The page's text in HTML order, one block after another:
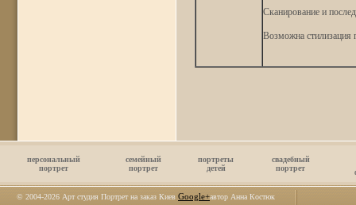
Сканирование и
Возможна
персональный
портрет
семейный
портрет
портреты
детей
свадебный
портрет
© 2004-2026 Арт студия Портрет на заказ Киев Google+автор Анна Костюк